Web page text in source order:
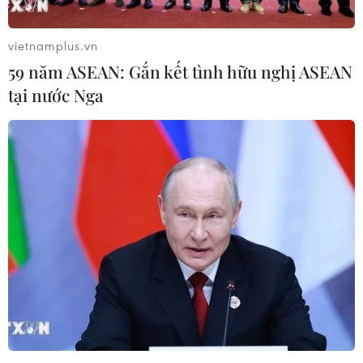
Hội nghị G20: Việt Nam thúc đẩy quan hệ
với các nước, các tổ chức quốc tế
20/11/2024 07:12
Thủ tướng Phạm Minh Chính đã có 7 cuộc tiếp xúc song
phương với lãnh đạo các nước, các tổ chức quốc tế,
gồm Tây Ban Nha, Paraguay, Canada, Singapore, UAE,
Vatican, Tổ chức Y tế Thế giới (WHO).
vietnamplus.vn
59 năm ASEAN: Gắn kết tình hữu nghị ASEAN
tại nước Nga